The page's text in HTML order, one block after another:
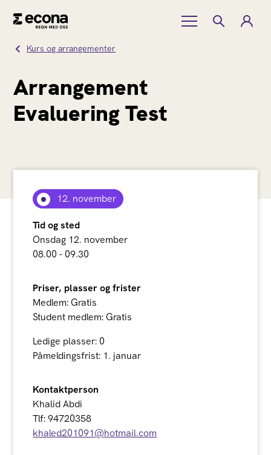
Kurs og arrangementer
Arrangement
Evaluering Test
12. november
Tid og sted
Onsdag 12. november
08.00 - 09.30
Priser, plasser og frister
Medlem: Gratis
Student medlem: Gratis
Ledige plasser: 0
Påmeldingsfrist: 1. januar
Kontaktperson
Khalid Abdi
Tlf: 94720358
khaled201091@hotmail.com